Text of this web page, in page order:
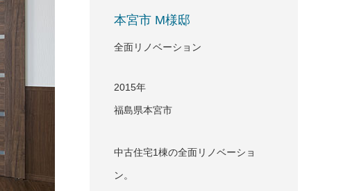
本宮市 M様邸
全面リノベーション
2015年
福島県本宮市
中古住宅1棟の全面リノベーショ
ン。